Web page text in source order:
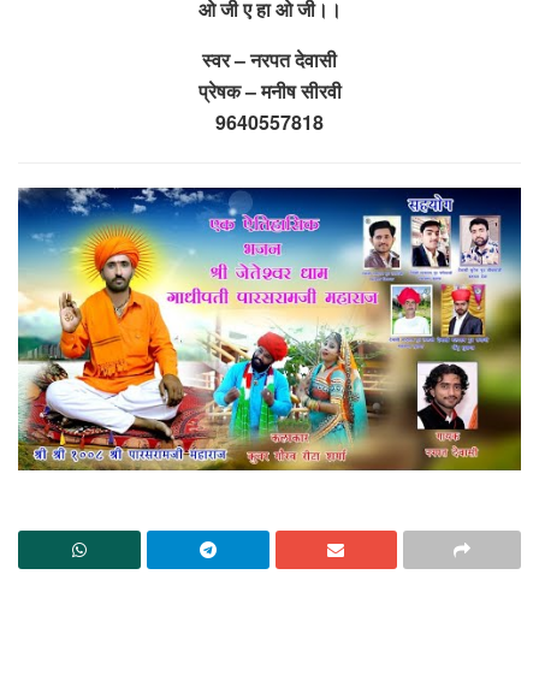
ओ जी ए हा ओ जी।।
स्वर – नरपत देवासी
प्रेषक – मनीष सीरवी
9640557818